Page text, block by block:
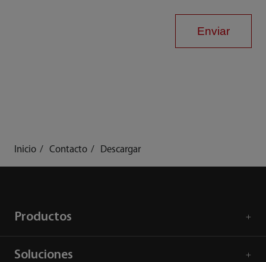
Enviar
Inicio Contacto Descargar
Productos
Soluciones